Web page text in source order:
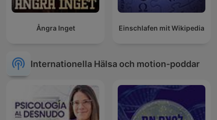
Ångra Inget Einschlafen mit Wikipedia
Internationella Hälsa och motion-poddar